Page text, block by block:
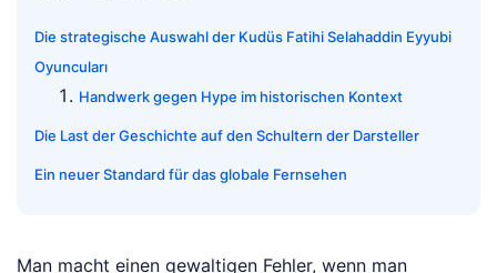
Die strategische Auswahl der Kudüs Fatihi Selahaddin Eyyubi
Oyuncuları
Handwerk gegen Hype im historischen Kontext
Die Last der Geschichte auf den Schultern der Darsteller
Ein neuer Standard für das globale Fernsehen
Man macht einen gewaltigen Fehler, wenn man